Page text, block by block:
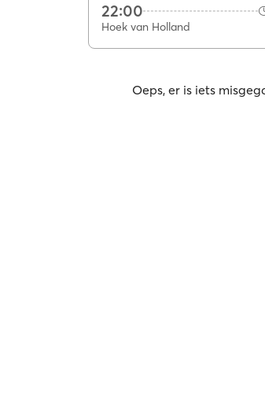
22:00
Hoek van Holland
Oeps, er is iets